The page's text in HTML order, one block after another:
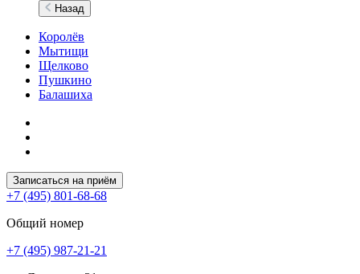
Назад
Королёв
Мытищи
Щелково
Пушкино
Балашиха
Записаться на приём
+7 (495) 801-68-68
Общий номер
+7 (495) 987-21-21